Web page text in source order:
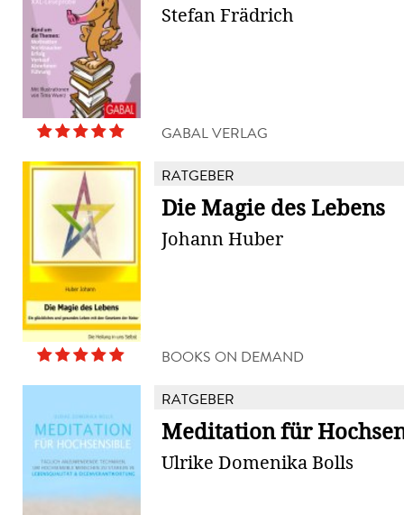
Stefan Frädrich
GABAL VERLAG
RATGEBER
Die Magie des Lebens
Johann Huber
BOOKS ON DEMAND
RATGEBER
Meditation für
Ulrike Domenika Bolls